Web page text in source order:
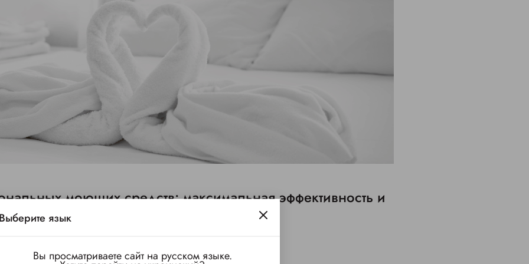
моющих средств: максимальная эффективность и
особенно важен правильный выбор средств:
язык
Вы просматриваете сайт на русском языке.